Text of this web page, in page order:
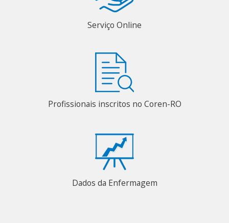
Serviço Online
Profissionais inscritos no Coren-RO
Dados da Enfermagem